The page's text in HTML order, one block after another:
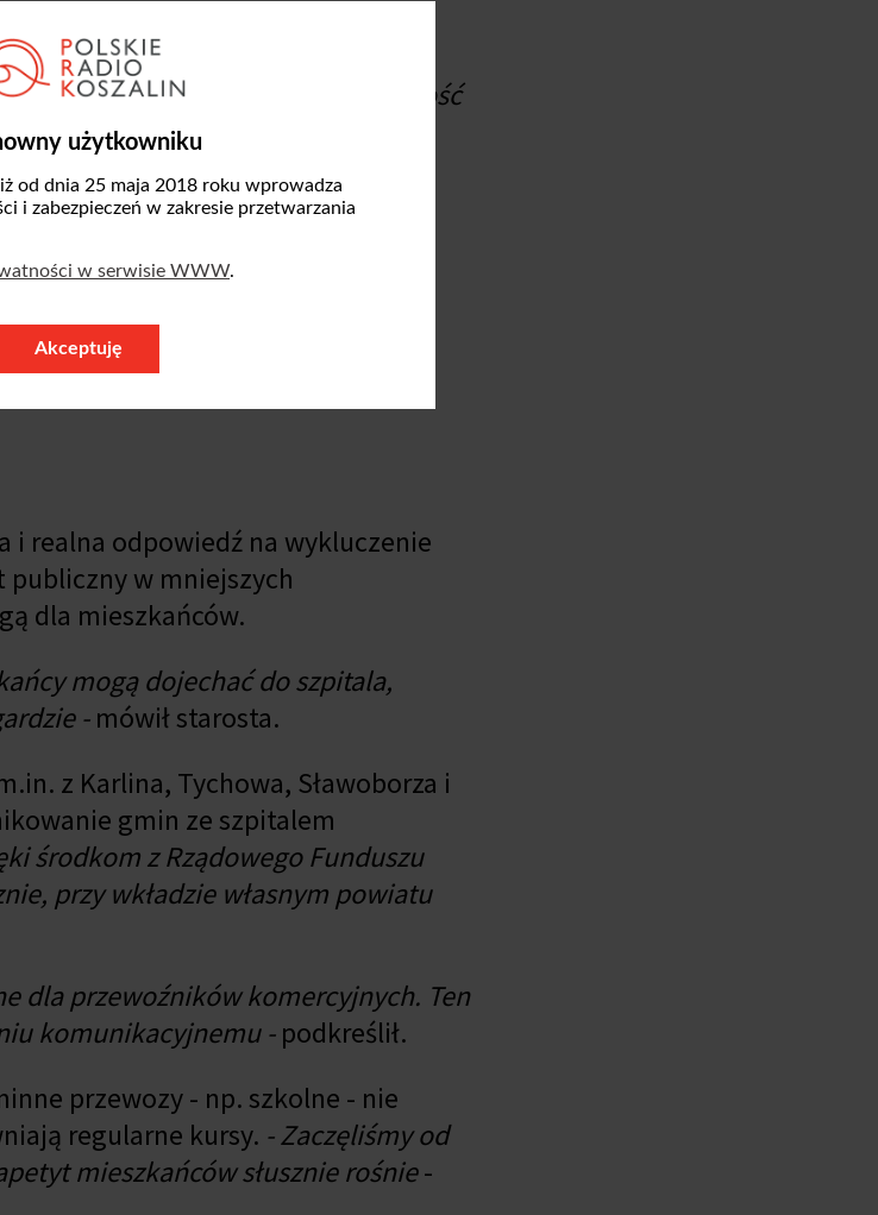
użytkowniku
od dnia 25 maja 2018 roku wprowadza
i zabezpieczeń w zakresie przetwarzania
w serwisie WWW.
Akceptuję
mimo obowiązku zgłaszania
czekają na rozwój sytuacji
mówił Henryk Kozłowski. -
Ostrożność
i realna odpowiedź na wykluczenie
publiczny w mniejszych
dla mieszkańców.
mogą dojechać do szpitala,
-mówił starosta.
z Karlina, Tychowa, Sławoborza i
gmin ze szpitalem
środkom z Rządowego Funduszu
przy wkładzie własnym powiatu
dla przewoźników komercyjnych. Ten
komunikacyjnemu -podkreślił.
przewozy - np. szkolne - nie
regularne kursy. - Zaczęliśmy od
mieszkańców słusznie rośnie-